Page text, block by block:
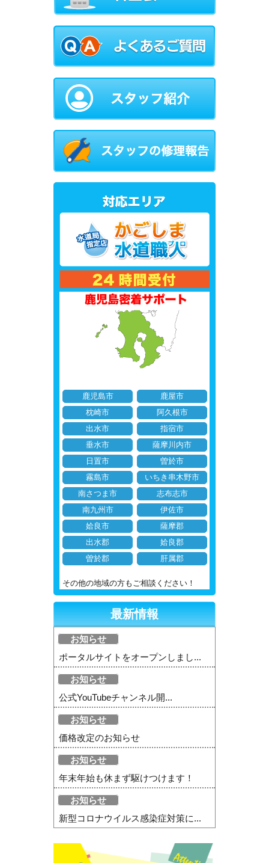
鹿児島市
鹿屋市
枕崎市
阿久根市
出水市
指宿市
垂水市
薩摩川内市
日置市
曽於市
霧島市
いちき串木野市
南さつま市
志布志市
南九州市
伊佐市
姶良市
薩摩郡
出水郡
姶良郡
曽於郡
肝属郡
その他の地域の方もご相談ください！
最新情報
お知らせ
ポータルサイトをオープンしまし...
お知らせ
公式YouTubeチャンネル開...
お知らせ
価格改定のお知らせ
お知らせ
年末年始も休まず駆けつけます！
お知らせ
新型コロナウイルス感染症対策に...